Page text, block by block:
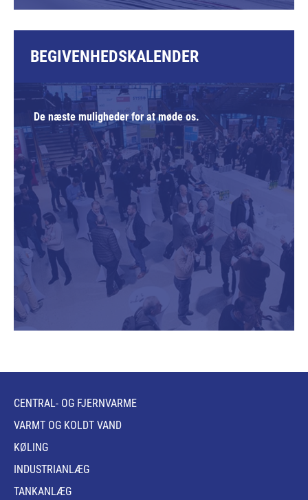
BEGIVENHEDSKALENDER
De næste muligheder for at møde os.
CENTRAL- OG FJERNVARME
VARMT OG KOLDT VAND
KØLING
INDUSTRIANLÆG
TANKANLÆG